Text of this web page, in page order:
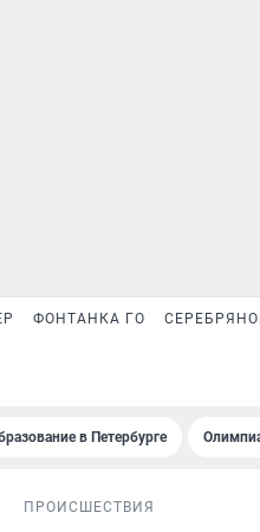
ФОНТАНКА ГО
в Петербурге
ПРОИСШЕСТВИЯ